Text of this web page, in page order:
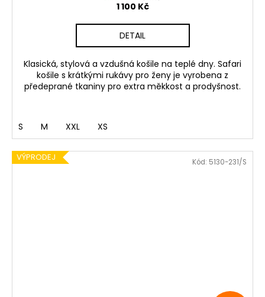
1 100 Kč
DETAIL
Klasická, stylová a vzdušná košile na teplé dny. Safari
košile s krátkými rukávy pro ženy je vyrobena z
předeprané tkaniny pro extra měkkost a prodyšnost.
S M XXL XS
VÝPRODEJ Kód: 5130-231/S